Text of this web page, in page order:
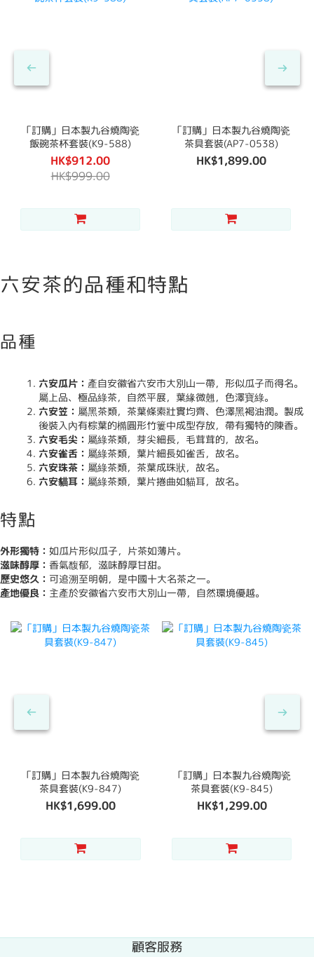
「訂購」日本製九谷燒陶瓷
飯碗茶杯套裝(K9-588)
HK$912.00
HK$999.00
「訂購」日本製九谷燒陶瓷
茶具套裝(AP7-0538)
HK$1,899.00
六安茶的品種和特點
品種
六安瓜片： 產自安徽省六安市大別山一帶，形似瓜子而得名。
屬上品、極品綠茶，自然平展，葉緣微翹，色澤寶綠。
六安笠： 屬黑茶類，茶葉條索壯實均齊、色澤黑褐油潤。製成
後裝入內有棕葉的橢圓形竹簍中成型存放，帶有獨特的陳香。
六安毛尖： 屬綠茶類，芽尖細長，毛茸茸的，故名。
六安雀舌： 屬綠茶類，葉片細長如雀舌，故名。
六安珠茶： 屬綠茶類，茶葉成珠狀，故名。
六安貓耳： 屬綠茶類，葉片捲曲如貓耳，故名。
特點
外形獨特： 如瓜片形似瓜子，片茶如薄片。
滋味醇厚： 香氣馥郁，滋味醇厚甘甜。
歷史悠久： 可追溯至明朝，是中國十大名茶之一。
產地優良： 主產於安徽省六安市大別山一帶，自然環境優越。
「訂購」日本製九谷燒陶瓷
茶具套裝(K9-847)
HK$1,699.00
「訂購」日本製九谷燒陶瓷
茶具套裝(K9-845)
HK$1,299.00
顧客服務